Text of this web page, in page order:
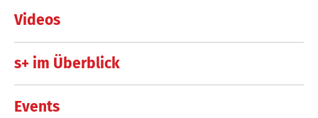
Videos
s+ im Überblick
Events